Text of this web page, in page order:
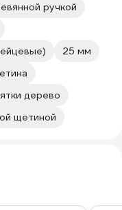
ручкой
25 мм
дерево
щетиной